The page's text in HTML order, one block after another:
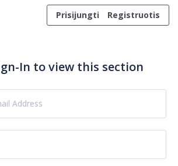
Prisijungti
Registruotis
In to view this section